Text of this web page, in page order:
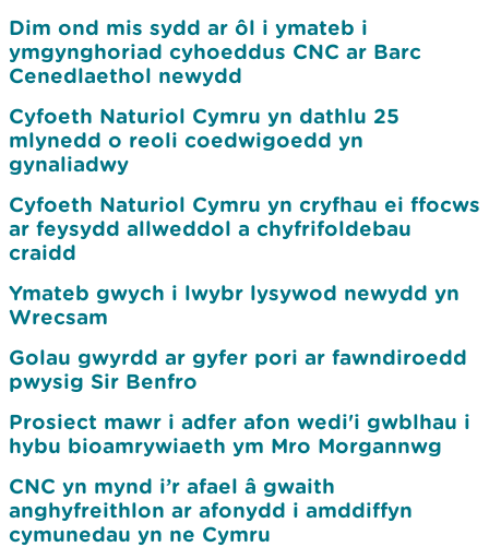
Dim ond mis sydd ar ôl i ymateb i
ymgynghoriad cyhoeddus CNC ar Barc
Cenedlaethol newydd
Cyfoeth Naturiol Cymru yn dathlu 25
mlynedd o reoli coedwigoedd yn
gynaliadwy
Cyfoeth Naturiol Cymru yn cryfhau ei ffocws
ar feysydd allweddol a chyfrifoldebau
craidd
Ymateb gwych i lwybr lysywod newydd yn
Wrecsam
Golau gwyrdd ar gyfer pori ar fawndiroedd
pwysig Sir Benfro
Prosiect mawr i adfer afon wedi'i gwblhau i
hybu bioamrywiaeth ym Mro Morgannwg
CNC yn mynd i’r afael â gwaith
anghyfreithlon ar afonydd i amddiffyn
cymunedau yn ne Cymru